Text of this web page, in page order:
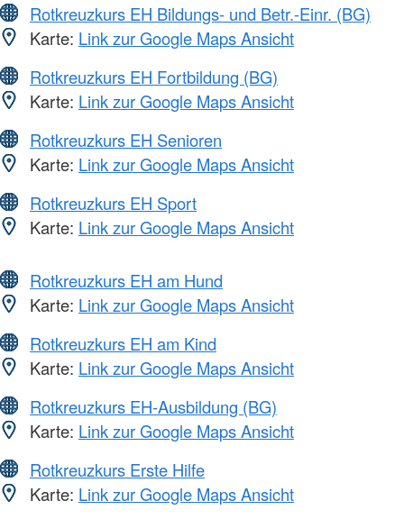
Rotkreuzkurs EH Bildungs- und Betr.-Einr. (BG)
Karte: Link zur Google Maps Ansicht
Rotkreuzkurs EH Fortbildung (BG)
Karte: Link zur Google Maps Ansicht
Rotkreuzkurs EH Senioren
Karte: Link zur Google Maps Ansicht
Rotkreuzkurs EH Sport
Karte: Link zur Google Maps Ansicht
Rotkreuzkurs EH am Hund
Karte: Link zur Google Maps Ansicht
Rotkreuzkurs EH am Kind
Karte: Link zur Google Maps Ansicht
Rotkreuzkurs EH-Ausbildung (BG)
Karte: Link zur Google Maps Ansicht
Rotkreuzkurs Erste Hilfe
Karte: Link zur Google Maps Ansicht